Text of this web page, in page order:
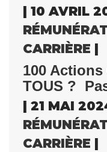
| 10 AVRIL
CARRIÈRE |
100
TOUS ?
| 21 MAI
CARRIÈRE |